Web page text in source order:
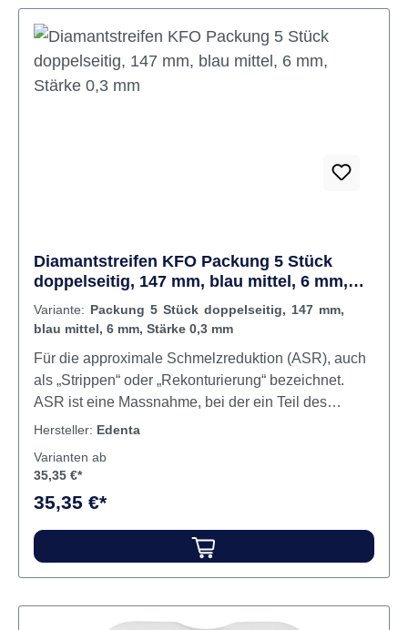
Diamantstreifen KFO Packung 5 Stück
doppelseitig, 147 mm, blau mittel, 6 mm,
Stärke 0,3 mm
Variante: Packung 5 Stück doppelseitig, 147 mm,
blau mittel, 6 mm, Stärke 0,3 mm
Für die approximale Schmelzreduktion (ASR), auch
als „Strippen“ oder „Rekonturierung“ bezeichnet.
ASR ist eine Massnahme, bei der ein Teil des
Zahnschmelz-Mantels entfernt wird, um genügend
gewinnen. Die doppelseitig belegten
präzise Reduktion der approximalen Zahnsubstanz.
Die flexiblen Streifen biegen sich entlang der
natürlichen Konturen der Zähne für eine optimale
Oberflächen-Gestaltung.Die Diamantstreifen sind in
0,4 mm. Drei verschiedene Körnungen sind lieferbar,
Hersteller: Edenta
Varianten ab
35,35 €*
35,35 €*